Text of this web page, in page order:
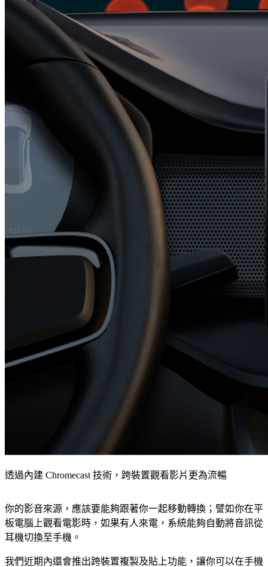
透過內建 Chromecast 技術，跨裝置觀看影片更為流暢
你的影音來源，應該要能夠跟著你一起移動轉換；譬如你在平
板電腦上觀看電影時，如果有人來電，系統能夠自動將音訊從
耳機切換至手機。
我們近期內還會推出跨裝置複製及貼上功能，讓你可以在手機